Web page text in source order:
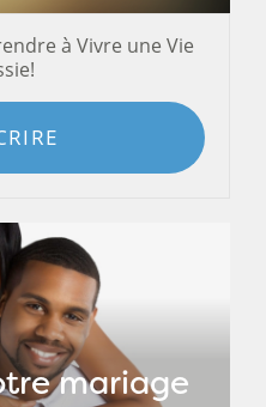
à Vivre une Vie
mariage